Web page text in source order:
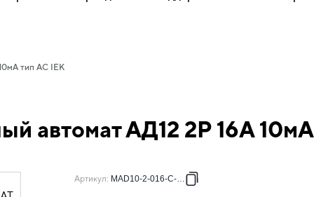
тип AC IEK
автомат АД12 2P 16А
Артикул: MAD10-2-016-C-010